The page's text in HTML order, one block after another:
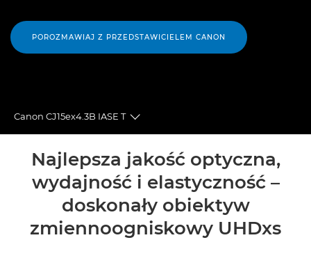
POROZMAWIAJ Z PRZEDSTAWICIELEM CANON
Canon CJ15ex4.3B IASE T
Toggle breadcrumbs
Wprowadzenie
Dane techniczne
Najlepsza jakość optyczna,
wydajność i elastyczność –
doskonały obiektyw
zmiennoogniskowy UHDxs